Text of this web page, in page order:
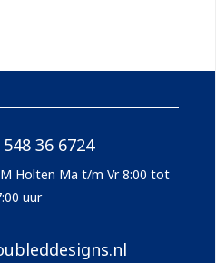
548 36 6724
Holten Ma t/m Vr 8:00 tot
uur